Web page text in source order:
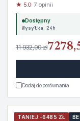
★ 5.0· 7 opinii
Dostępny
Wysyłka 24h
11 932,00 zł
Dodaj do porównania
TANIEJ -6485 ZŁ